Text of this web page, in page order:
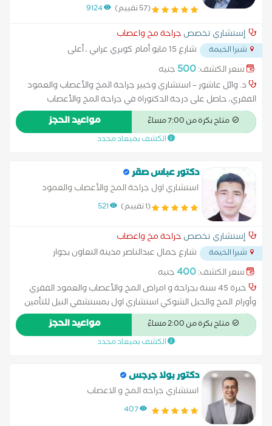
(57 تقييم) 9124
إستشاري تخصص جراحة مخ واعصاب
شبرا الخيمة
شارع 15 مايو أمام كوبري عرابي ، أعلى
النساجون الشرقيون... سعر الكشف:500 جنيه
د. وائل عاشور – استشاري وخبير جراحة المخ والأعصاب والعمود
الفقري، حاصل على درجة الدكتوراة في جراحة المخ والأعصاب
والعمود الفقري من جامعة عين شمس، وعضو الجمعية المصرية
لجراحة المخ والأعصاب وعضو الجمعية الأوروبية لجراحة العمود
الفقري. يختص بتشخيص وعلاج أمراض المخ والأعصاب والعمود
خاص بجراحات العمود الفقري الدقيقة والتدخلات الجراحية محدودة
التوغل (Minimally Invasive Spine Surgery) وجراحات العمود الفقري
بالمنظار، والتي تساعد على تقليل الألم وفترة الإقامة بالمستشفى
وتسريع العودة للحياة الطبيعية. تشمل مجالات الاهتمام والخبرة
علاج الانزلاق الغضروفي القطني والعنقي، ضيق القناة الشوكية، عدم
استقرار الفقرات، آلام الرقبة والظهر المزمنة، إصابات العمود الفقري،
وأمراض الأعصاب الطرفية. كما يمتلك خبرة في تشخيص وعلاج أورام
المخ والحبل الشوكي وأورام العمود الفقري، مع وضع خطط علاجية
متكاملة تعتمد على أحدث التوصيات العلمية والتقنيات الجراحية
الحديثة. يؤمن د. وائل عاشور بأهمية التواصل الواضح مع المريض
وشرح جميع الخيارات العلاجية المتاحة، سواء العلاج التحفظي أو
التدخل الجراحي، بما يضمن اختيار الخطة العلاجية الأنسب لكل حالة
على حدة وتحقيق أفضل النتائج الوظيفية وجودة الحياة للمريض.
متاح بكرة من 7:00 مساءً مواعيد الحجز
الكشف بميعاد محدد
دكتور عباس صقر
استشاري اول جراحة المخ والأعصاب والعمود
الفقري
(1 تقييم) 521
إستشاري تخصص جراحة مخ واعصاب
شبرا الخيمة
شارع جمال عبدالناصر مدينة التعاون بجوار
مسجد رضوان...
سعر الكشف:400جنيه
خبرة 45 سنة بجراحة و امراض المخ والأعصاب والعمود الفقري
وأورام المخ والحبل الشوكي استشاري اول بمستشفي النيل للتأمين
الصحي شبرا الخيمة رئيس قسم جراحة المخ والأعصاب مستشفي بدر
عضو الجمعية المصرية لجراحة المخ والأعصاب
متاح بكرة من 2:00 مساءً مواعيد الحجز
الكشف بميعاد محدد
دكتور بولا جرجس
استشاري جراحه المخ و الاعصاب
407